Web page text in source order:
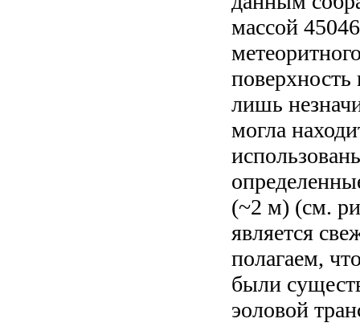
массой
лишь
могла
(~2 м) (см.
является
полагаем,
были
эоловой